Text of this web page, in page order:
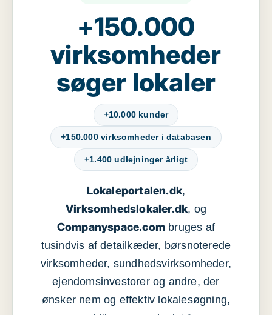
+150.000
virksomheder
søger lokaler
+10.000 kunder
+150.000 virksomheder i databasen
+1.400 udlejninger årligt
Lokaleportalen.dk,
Virksomhedslokaler.dk, og
Companyspace.com bruges af
tusindvis af detailkæder, børsnoterede
virksomheder, sundhedsvirksomheder,
ejendomsinvestorer og andre, der
ønsker nem og effektiv lokalesøgning,